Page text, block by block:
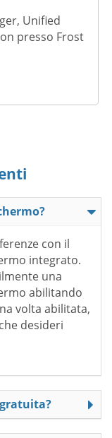
Unified
presso Frost
con il
integrato.
una
abilitando
volta abilitata,
desideri